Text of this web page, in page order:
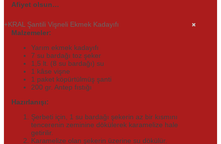
Afiyet olsun…
KRAL Şantili Vişneli Ekmek Kadayıfı
Malzemeler:
Yarım ekmek kadayıfı
7 su bardağı toz şeker
1,5 lt. (8 su bardağı) su
1 kâse vişne
1 paket köpürtülmüş şanti
200 gr. Antep fıstığı
Hazırlanışı:
Şerbeti için, 1 su bardağı şekerin az bir kısmını
tencerenin zeminine dökülerek karamelize hale
getirilir.
Karamelize olan şekerin üzerine su dökülür.